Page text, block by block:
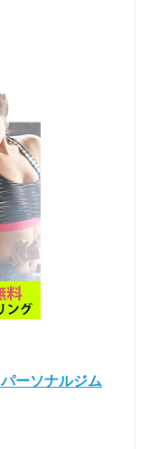
ーソナルジム